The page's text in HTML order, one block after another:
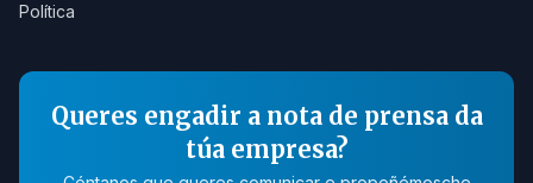
Política
Queres engadir a nota de prensa da
túa empresa?